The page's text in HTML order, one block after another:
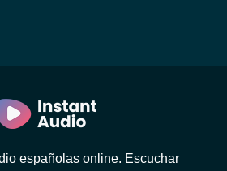
españolas online. Escuchar